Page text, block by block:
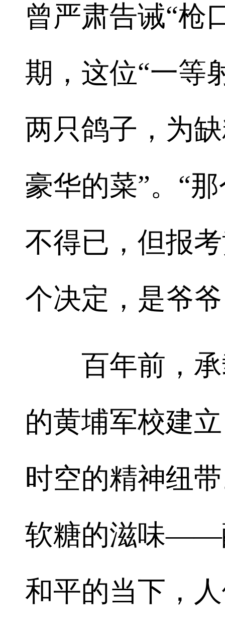
曾严肃告诫“枪
期，这位“一等
两只鸽子，为
豪华的菜”。“
不得已，但报
个决定，是爷
百年前，承
的黄埔军校建
时空的精神纽
软糖的滋味——
和平的当下，